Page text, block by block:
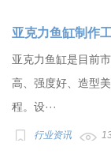
亚克力鱼缸制作
亚克力鱼缸是目前
高、强度好、造型
程。设···
行业资讯